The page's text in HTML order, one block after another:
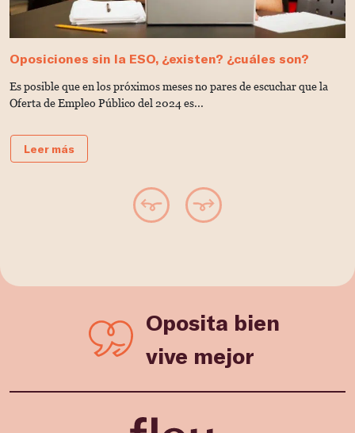
Oposiciones sin la ESO, ¿existen? ¿cuáles son?
Es posible que en los próximos meses no pares de escuchar que la
Oferta de Empleo Público del 2024 es...
Leer más
Oposita bien
vive mejor